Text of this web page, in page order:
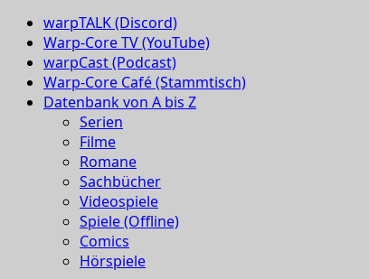
warpTALK (Discord)
Warp-Core TV (YouTube)
warpCast (Podcast)
Warp-Core Café (Stammtisch)
Datenbank von A bis Z
Serien
Filme
Romane
Sachbücher
Videospiele
Spiele (Offline)
Comics
Hörspiele